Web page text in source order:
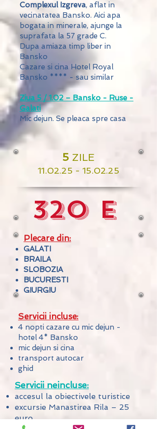
Complexul Izgreva, aflat in
vecinatatea Bansko. Aici apa
bogata in minerale, ajunge la
suprafata la 57 grade C.
Dupa amiaza timp liber in
Bansko
Cazare si cina Hotel Royal
Bansko **** - sau similar
Ziua 5 / 1.02 – Bansko - Ruse -
Galati
Mic dejun. Se pleaca spre casa
5 ZILE
11.02.25 - 15.02.25
320 E
Plecare din:
GALATI
BRAILA
SLOBOZIA
BUCURESTI
GIURGIU
Servicii incluse:
4 nopti cazare cu mic dejun -
hotel 4* Bansko
mic dejun si cina
transport autocar
ghid
Servicii neincluse:
accesul la obiectivele turistice
excursie Manastirea Rila – 25
euro